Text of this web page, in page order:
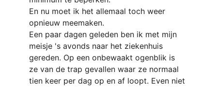
En nu moet ik het allemaal toch weer
opnieuw meemaken.
Een paar dagen geleden ben ik met mijn
meisje 's avonds naar het ziekenhuis
gereden. Op een onbewaakt ogenblik is
ze van de trap gevallen waar ze normaal
tien keer per dag op en af loopt. Even niet